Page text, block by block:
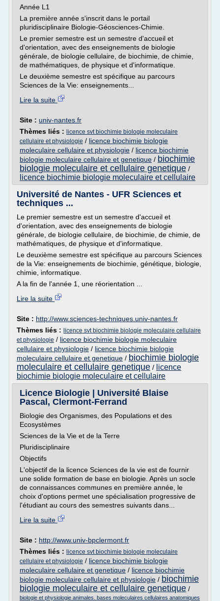
Année L1
La première année s'inscrit dans le portail
pluridisciplinaire Biologie-Géosciences-Chimie.
Le premier semestre est un semestre d'accueil et
d'orientation, avec des enseignements de biologie
générale, de biologie cellulaire, de biochimie, de chimie,
de mathématiques, de physique et d'informatique.
Le deuxième semestre est spécifique au parcours
Sciences de la Vie: enseignements...
Lire la suite
Site : univ-nantes.fr
Thèmes liés : licence svt biochimie biologie moleculaire
cellulaire et physiologie / licence biochimie biologie
moleculaire cellulaire et physiologie / licence biochimie
biologie moleculaire cellulaire et genetique / biochimie
biologie moleculaire et cellulaire genetique /
licence biochimie biologie moleculaire et cellulaire
Université de Nantes - UFR Sciences et
techniques ...
Le premier semestre est un semestre d'accueil et
d'orientation, avec des enseignements de biologie
générale, de biologie cellulaire, de biochimie, de chimie, de
mathématiques, de physique et d'informatique.
Le deuxième semestre est spécifique au parcours Sciences
de la Vie: enseignements de biochimie, génétique, biologie,
chimie, informatique.
A la fin de l'année 1, une réorientation ...
Lire la suite
Site : http://www.sciences-techniques.univ-nantes.fr
Thèmes liés : licence svt biochimie biologie moleculaire cellulaire
et physiologie / licence biochimie biologie moleculaire
cellulaire et physiologie / licence biochimie biologie
moleculaire cellulaire et genetique / biochimie biologie
moleculaire et cellulaire genetique / licence
biochimie biologie moleculaire et cellulaire
Licence Biologie | Université Blaise
Pascal, Clermont-Ferrand
Biologie des Organismes, des Populations et des
Ecosystèmes
Sciences de la Vie et de la Terre
Pluridisciplinaire
Objectifs
L'objectif de la licence Sciences de la vie est de fournir
une solide formation de base en biologie. Après un socle
de connaissances communes en première année, le
choix d'options permet une spécialisation progressive de
l'étudiant au cours des semestres suivants dans...
Lire la suite
Site : http://www.univ-bpclermont.fr
Thèmes liés : licence svt biochimie biologie moleculaire
cellulaire et physiologie / licence biochimie biologie
moleculaire cellulaire et genetique / licence biochimie
biologie moleculaire cellulaire et physiologie / biochimie
biologie moleculaire et cellulaire genetique /
biologie et physiologie animales. bases moleculaires cellulaires anatomiques